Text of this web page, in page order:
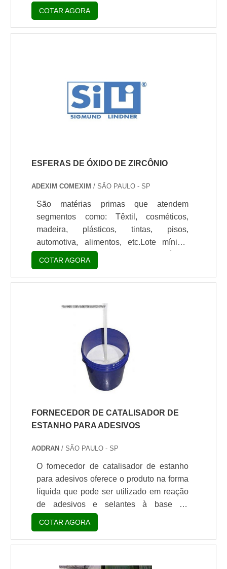
de: 1 embalagem - 20kgPrincipais
aplicaçõesO vidro é considerado como
um material de alta inércia química devido
especialmente com água. Com a
combinação dessa propriedade e de alta
tecnologia foi possível criar um vidro com
baixa inércia qu.
COTAR AGORA
ESFERAS DE ÓXIDO DE ZIRCÔNIO
ADEXIM COMEXIM / SÃO PAULO - SP
São matérias primas que atendem
segmentos como: Têxtil, cosméticos,
madeira, plásticos, tintas, pisos,
automotiva, alimentos, etc.Lote mínimo
de: 1 embalagem - 20kgEsferas de Óxido
SilibeadsAs esferas de Óxido de Zircônio
são estabilizadas de forma a serem
e são bastante aplicadas na Indústria de
indústria automotiva.Por serem utilizadas
como sistema de moagem, as esferas de
óxido de zircônio podem ser utilizadas na
COTAR AGORA
FORNECEDOR DE CATALISADOR DE
ESTANHO PARA ADESIVOS
AODRAN / SÃO PAULO - SP
O fornecedor de catalisador de estanho
para adesivos oferece o produto na forma
líquida que pode ser utilizado em reação
de adesivos e selantes à base de
poliuretano e silicone. Esses adesivos e
selantes à base de poliuretano são
largamente utilizados na construção civil
COTAR AGORA